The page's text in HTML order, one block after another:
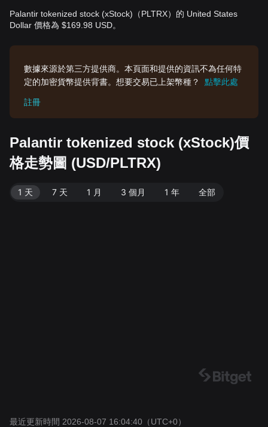
Palantir tokenized stock (xStock)（PLTRX）的 United States
Dollar 價格為 $169.98 USD。
數據來源於第三方提供商。本頁面和提供的資訊不為任何特
定的加密貨幣提供背書。想要交易已上架幣種？
點擊此處
註冊
Palantir tokenized stock (xStock)價
格走勢圖 (USD/PLTRX)
1 天 7 天 1 月 3 個月 1 年 全部
最近更新時間 2026-08-07 16:04:40 （UTC+0）